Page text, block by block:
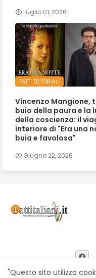
Luglio 01, 2026
FATTI EDITORIALI
Vincenzo Mangione,
buio della paura e la
della coscienza: il
interiore di "Era una
buia e favolosa"
Giugno 22, 2026
"Questo sito utilizza